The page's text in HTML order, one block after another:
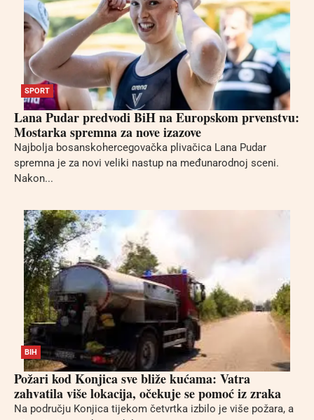
SPORT
Lana Pudar predvodi BiH na Europskom prvenstvu:
Mostarka spremna za nove izazove
Najbolja bosanskohercegovačka plivačica Lana Pudar
spremna je za novi veliki nastup na međunarodnoj sceni.
Nakon...
BIH
Požari kod Konjica sve bliže kućama: Vatra
zahvatila više lokacija, očekuje se pomoć iz zraka
Na području Konjica tijekom četvrtka izbilo je više požara, a